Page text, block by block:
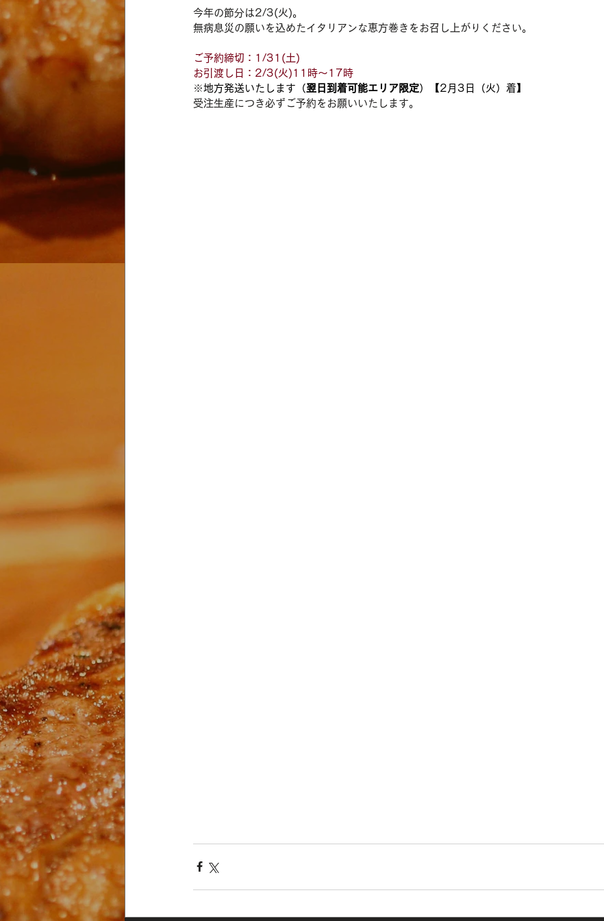
今年の節分は2/3(火)。
無病息災の願いを込めたイタリアンな恵方巻きをお召し上がりください。
ご予約締切：1/31(土)
お引渡し日：2/3(火)11時～17時
※地方発送いたします（ 翌日到着可能エリア限定）【2月3日（火）着】
受注生産につき必ずご予約をお願いいたします。